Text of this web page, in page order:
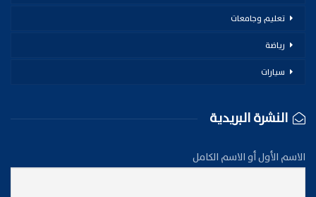
تعليم وجامعات
رياضة
سيارات
النشرة البريدية
الاسم الأول أو الاسم الكامل